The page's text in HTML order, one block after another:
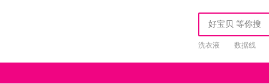
洗衣液 数据线